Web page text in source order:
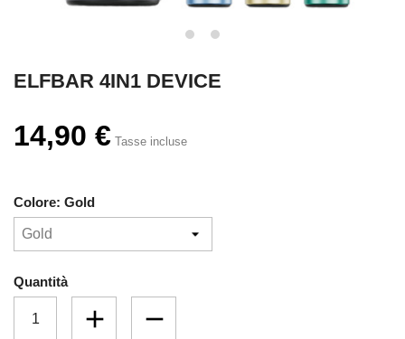
ELFBAR 4IN1 DEVICE
14,90 € Tasse incluse
Colore: Gold
Quantità